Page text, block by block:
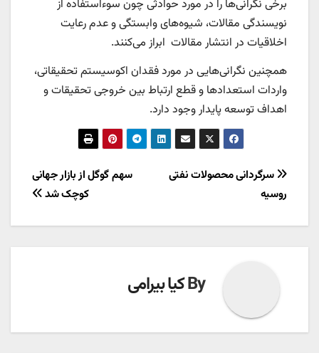
برخی نگرانی‌ها را در مورد حوادثی چون سوءاستفاده از
نویسندگی مقالات، شیوه‌های وابستگی و عدم رعایت
اخلاقیات در انتشار مقالات ابراز می‌کنند.
همچنین نگرانی‌هایی در مورد فقدان اکوسیستم تحقیقاتی،
واردات استعدادها و قطع ارتباط بین خروجی تحقیقات و
اهداف توسعه پایدار وجود دارد.
راهبری
نوشته
سهم گوگل از بازار جهانی
کوچک شد
سرگردانی محصولات نفتی
روسیه
Byکیا بیرامی